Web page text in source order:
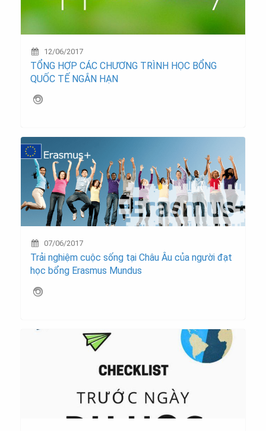
12/06/2017
TỔNG HỢP CÁC CHƯƠNG TRÌNH HỌC BỔNG
QUỐC TẾ NGẮN HẠN
07/06/2017
Trải nghiệm cuộc sống tại Châu Âu của người đạt
học bổng Erasmus Mundus